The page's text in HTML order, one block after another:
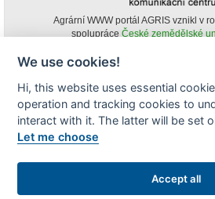
Agrární WWW portál AGRIS vznikl v
spolupráce České zemědělské
obsahu agrárního WWW portálu
(pokud není uvedeno jinak) pouze za
www.agris.cz a data
We use cookies!
Hi, this website uses essential
operation and tracking cookies to
interact with it. The latter will be set
Let me choose
Accept all